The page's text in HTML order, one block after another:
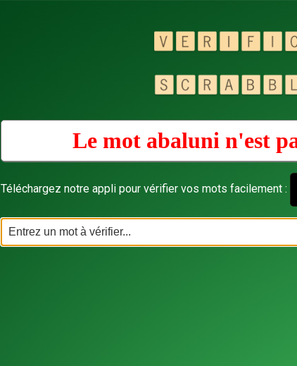
Le mot abaluni n'est
Téléchargez notre appli pour vérifier vos mots facilement :